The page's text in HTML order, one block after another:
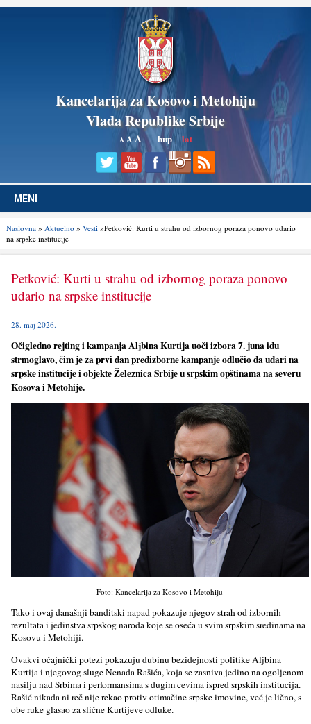
Kancelarija za Kosovo i Metohiju
Vlada Republike Srbije
A AA ћир|lat
MENI
Naslovna» Aktuelno» Vesti»Petković: Kurti u strahu od izbornog poraza ponovo udario
na srpske institucije
Petković: Kurti u strahu od izbornog poraza ponovo
udario na srpske institucije
28. maj 2026.
Očigledno rejting i kampanja Alјbina Kurtija uoči izbora 7. juna idu
strmoglavo, čim je za prvi dan predizborne kampanje odlučio da udari na
srpske institucije i objekte Železnica Srbije u srpskim opštinama na severu
Kosova i Metohije.
Foto: Kancelarija za Kosovo i Metohiju
Tako i ovaj današnji banditski napad pokazuje njegov strah od izbornih
rezultata i jedinstva srpskog naroda koje se oseća u svim srpskim sredinama na
Kosovu i Metohiji.
Ovakvi očajnički potezi pokazuju dubinu bezidejnosti politike Alјbina
Kurtija i njegovog sluge Nenada Rašića, koja se zasniva jedino na ogolјenom
nasilјu nad Srbima i performansima s dugim cevima ispred srpskih institucija.
Rašić nikada ni reč nije rekao protiv otimačine srpske imovine, već je lično, s
obe ruke glasao za slične Kurtijeve odluke.